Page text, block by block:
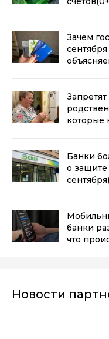
Зачем
которые
Банки
о защите
сентября
банки
что
Новости